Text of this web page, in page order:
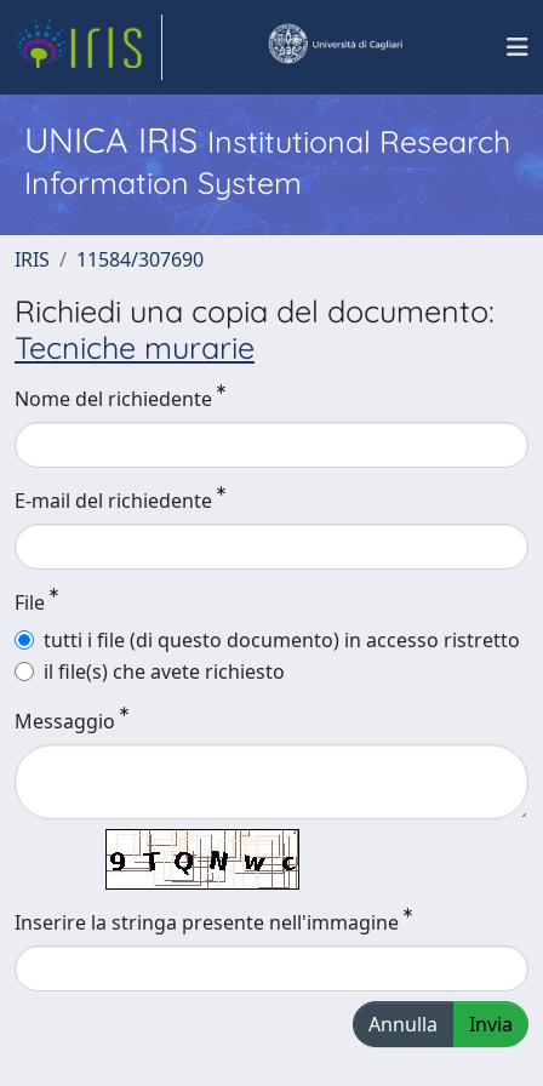
UNICA IRISInstitutional Research
Information System
IRIS 11584/307690
Richiedi una copia del documento:
Tecniche murarie
Nome del richiedente
E-mail del richiedente
File
tutti i file (di questo documento) in accesso ristretto
il file(s) che avete richiesto
Messaggio
Inserire la stringa presente nell'immagine
Annulla Invia